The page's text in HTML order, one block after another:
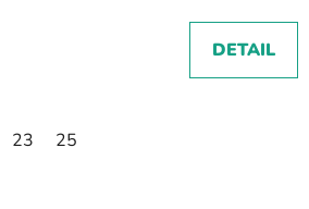
DETAIL
23 25